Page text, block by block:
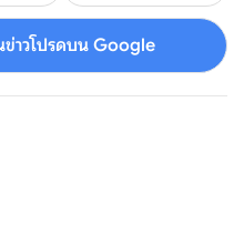
าวโปรดบน Google